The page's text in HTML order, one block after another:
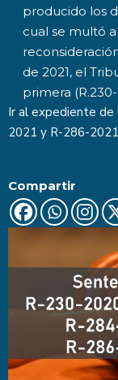
producido los
cual se multó
de 2021, el
primera
Ir al expediente de
2021 y R-286-2021
Compartir